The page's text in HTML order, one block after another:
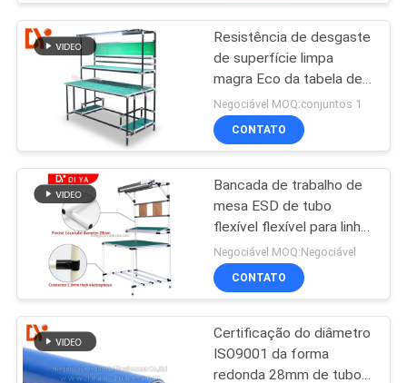
PEÇA
UMAS
CITAÇÕES
DO
SITE
PRIVACY
POLICY
Resistência de desgaste
de superfície limpa
magra Eco da tabela de
trabalho do ESD da
tubulação da oficina -
amigável
Negociável MOQ:conjuntos 1
CONTATO
Bancada de trabalho de
mesa ESD de tubo
flexível flexível para linha
de montagem industrial
Negociável MOQ:Negociável
CONTATO
Certificação do diâmetro
ISO9001 da forma
redonda 28mm de tubo